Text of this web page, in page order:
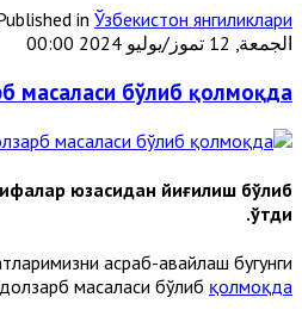
in Ўзбекистон янгиликлари
الجمعة, 12 تموز/يوليو 2024 00:00
масаласи бўлиб қолмоқда
юзасидан йиғилиш бўлиб
ўтди.
асраб-авайлаш бугунги
масаласи бўлиб қолмоқда